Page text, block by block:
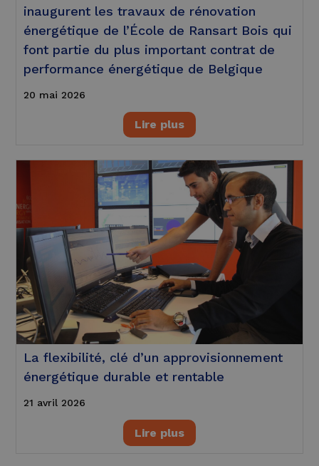
inaugurent les travaux de rénovation
énergétique de l’École de Ransart Bois qui
font partie du plus important contrat de
performance énergétique de Belgique
20 mai 2026
Lire plus
La flexibilité, clé d’un approvisionnement
énergétique durable et rentable
21 avril 2026
Lire plus